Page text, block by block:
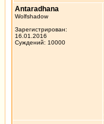
Antaradhana
Wolfshadow
Зарегистрирован:
16.01.2016
Суждений: 10000